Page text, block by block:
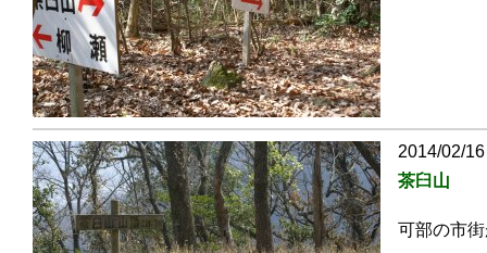
2014/02/
茶臼山
可部の市